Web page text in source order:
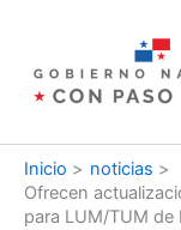
contenido
Inicio
noticias
Ofrecen
para LUM/TUM de